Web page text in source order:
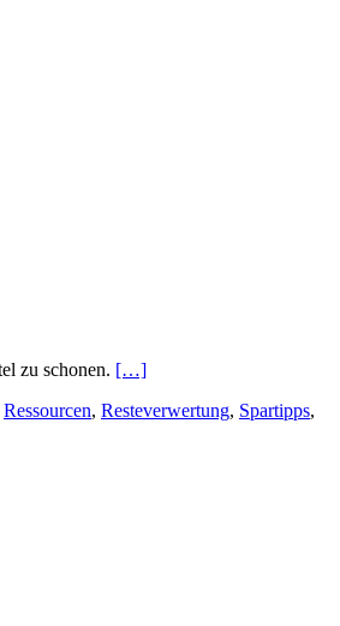
zu schonen. […]
Ressourcen, Resteverwertung, Spartipps,